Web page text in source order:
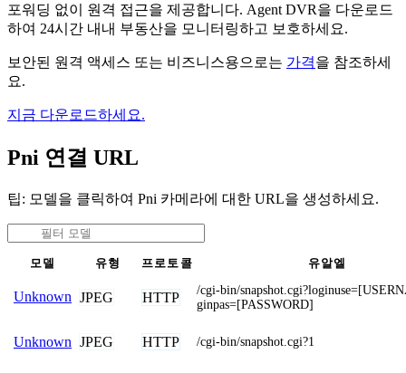
포워딩 없이 원격 접근을 제공합니다. Agent DVR을 다운로드
하여 24시간 내내 부동산을 모니터링하고 보호하세요.
보안된 원격 액세스 또는 비즈니스용으로는 가격을 참조하세
요.
지금 다운로드하세요.
Pni 연결 URL
팁: 모델을 클릭하여 Pni 카메라에 대한 URL을 생성하세요.
모델 유형 프로토콜 유알엘
Unknown JPEG HTTP
/cgi-bin/
ginpas=[PASSWORD]
Unknown JPEG HTTP /cgi-bin/snapshot.cgi?1